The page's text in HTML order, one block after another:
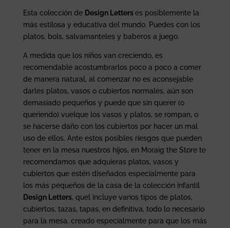
Esta colección de Design Letterses posiblemente la
más estilosa y educativa del mundo. Puedes con los
platos, bols, salvamanteles y baberos a juego.
A medida que los niños van creciendo, es
recomendable acostumbrarlos poco a poco a comer
de manera natural, al comenzar no es aconsejable
darles platos, vasos o cubiertos normales, aún son
demasiado pequeños y puede que sin querer (o
queriendo) vuelque los vasos y platos, se rompan, o
se hacerse daño con los cubiertos por hacer un mal
uso de ellos. Ante estos posibles riesgos que pueden
tener en la mesa nuestros hijos, en Moraig the Store te
recomendamos que adquieras platos, vasos y
cubiertos que estén diseñados especialmente para
los más pequeños de la casa de la colección infantil
Design Letters, quel incluye varios tipos de platos,
cubiertos, tazas, tapas, en definitiva, todo lo necesario
para la mesa, creado especialmente para que los más